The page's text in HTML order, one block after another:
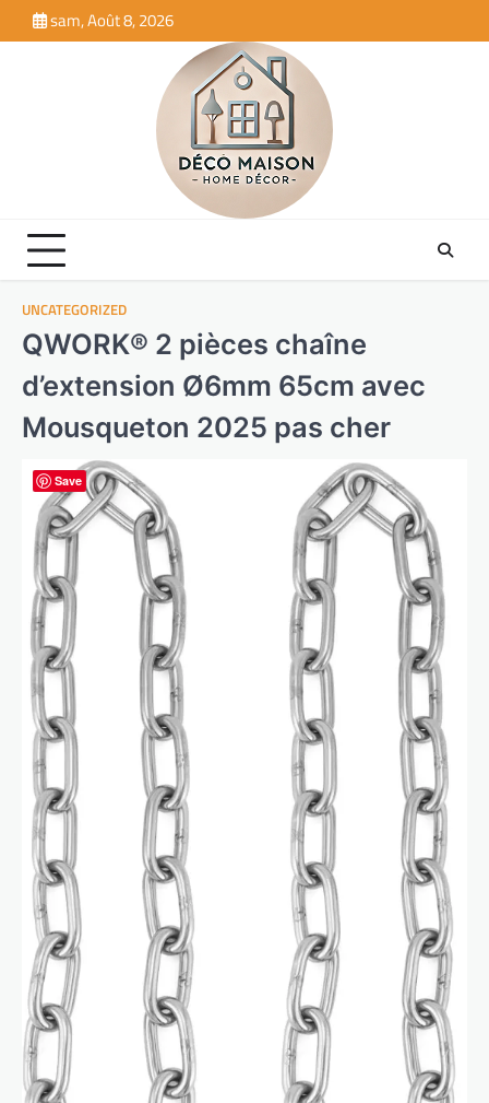
to
sam, Août 8, 2026
UNCATEGORIZED
QWORK® 2 pièces chaîne
d’extension Ø6mm 65cm avec
Mousqueton 2025 pas cher
Save